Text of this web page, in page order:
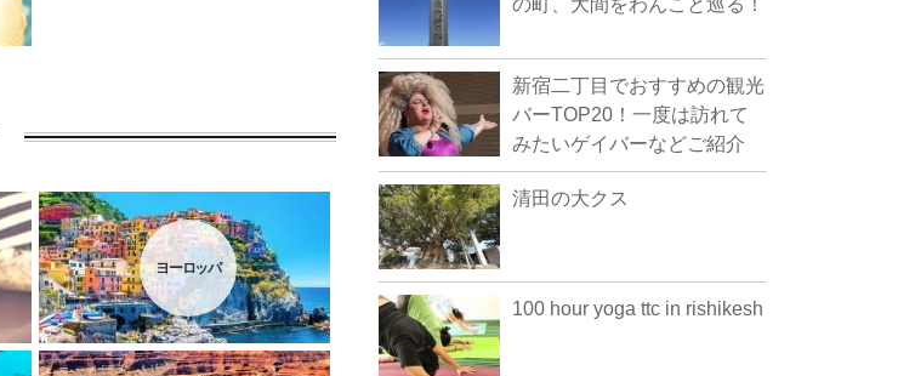
ヨーロッパ
の町、大間をわんこと巡る！
新宿二丁目でおすすめの観光
バーTOP20！一度は訪れて
みたいゲイバーなどご紹介
清田の大クス
100 hour yoga ttc in rishikesh